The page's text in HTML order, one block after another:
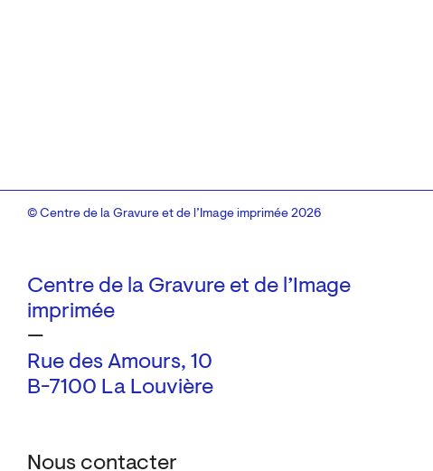
Centre de la Gravure et de l’Image
imprimée
—
Rue des Amours, 10
B-7100 La Louvière
Nous contacter
© Centre de la Gravure et de l’Image imprimée 2026